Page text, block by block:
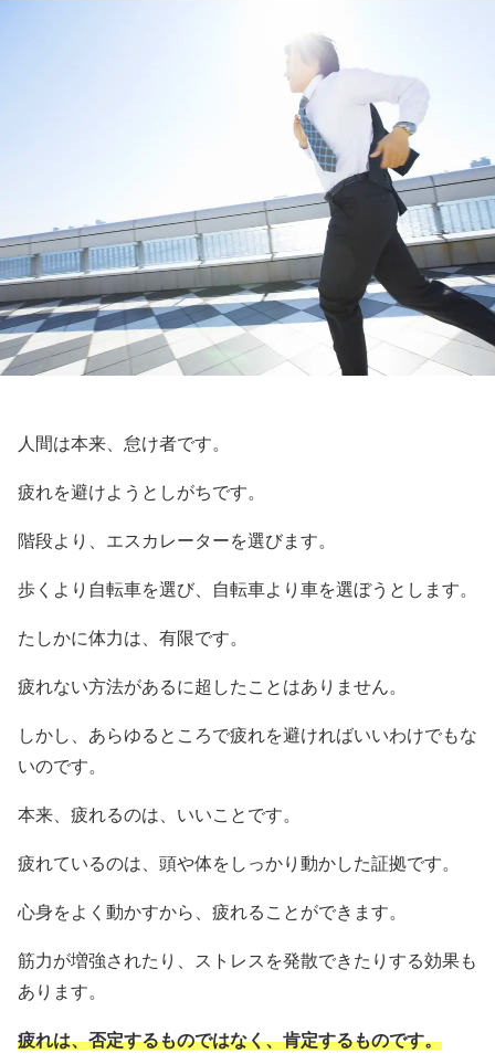
人間は本来、怠け者です。
疲れを避けようとしがちです。
階段より、エスカレーターを選びます。
歩くより自転車を選び、自転車より車を選ぼうとします。
たしかに体力は、有限です。
疲れない方法があるに超したことはありません。
しかし、あらゆるところで疲れを避ければいいわけでもな
いのです。
本来、疲れるのは、いいことです。
疲れているのは、頭や体をしっかり動かした証拠です。
心身をよく動かすから、疲れることができます。
筋力が増強されたり、ストレスを発散できたりする効果も
あります。
疲れは、否定するものではなく、肯定するものです。